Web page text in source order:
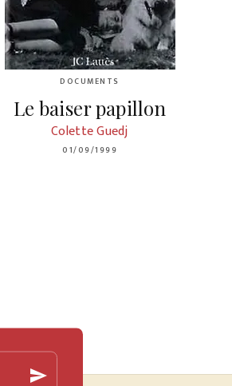
DOCUMENTS
Le baiser papillon
Colette Guedj
01/09/1999
send